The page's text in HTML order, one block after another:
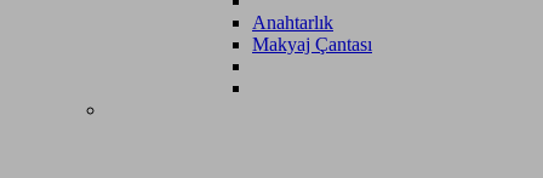
Anahtarlık
Makyaj Çantası